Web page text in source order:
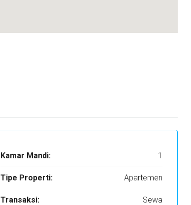
Kamar Mandi: 1
Tipe Properti: Apartemen
Transaksi: Sewa